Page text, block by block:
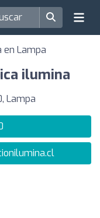
en Lampa
ilumina
Lampa